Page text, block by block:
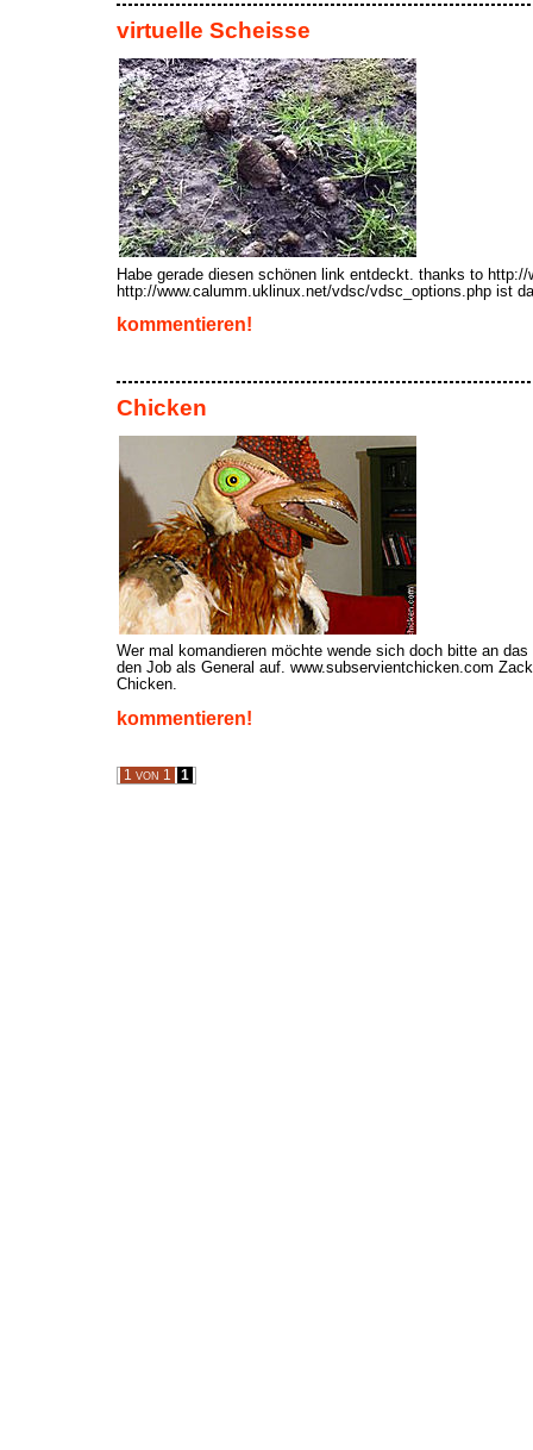
virtuelle Scheisse
Habe gerade diesen schönen link entdeckt. thanks to
http://www.calumm.uklinux.net/vdsc/vdsc_options.php ist
kommentieren!
Chicken
Wer mal komandieren möchte wende sich doch bitte an
den Job als General auf. www.subservientchicken.com
Chicken.
kommentieren!
1 von 1 1